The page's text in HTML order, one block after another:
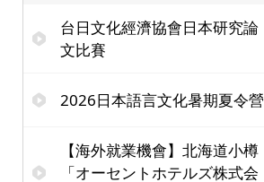
台日文化經濟協會日本研究論
文比賽
2026日本語言文化暑期夏令營
【海外就業機會】北海道小樽
「オーセントホテルズ株式会